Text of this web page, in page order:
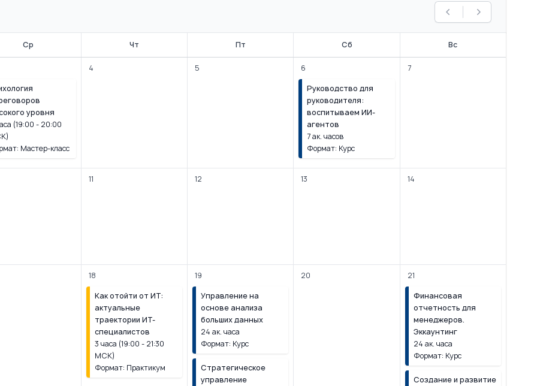
Предыдущий
Следующий
Ср Чт Пт Сб Вс
уровня
(19:00 - 20:00
Мастер-класс
4 5
6
Руководство для
руководителя:
воспитываем ИИ-
агентов
7 ак. часов
Формат: Курс
7
11 12 13 14
18
Как отойти от ИТ:
актуальные
траектории ИТ-
специалистов
3 часа (19:00 - 21:30
МСК)
Формат: Практикум
19
Управление на
основе анализа
больших данных
24 ак. часа
Формат: Курс
Стратегическое
управление
20
21
Финансовая
отчетность для
менеджеров.
Эккаунтинг
24 ак. часа
Формат: Курс
Создание и развитие